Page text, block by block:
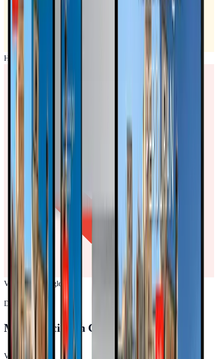
Horarios publicados
Valoración Google
Descubre más
Más agencias en Cáceres
Ver todas